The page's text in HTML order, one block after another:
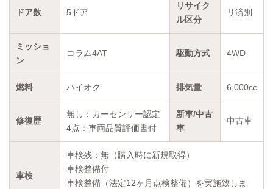
ドア数 5ドア
リサイク
ル区分
リ済別
ミッショ
ン
コラム4AT 駆動方式 4WD
燃料 ハイオク 排気量 6,000cc
修復歴
無し：カーセンサー認定
4点：車両品質評価書付
新車/中古
車
中古車
車検
車検残：無（購入時に新規取得）
車検整備付
車検整備（法定12ヶ月点検整備）を実施致しま